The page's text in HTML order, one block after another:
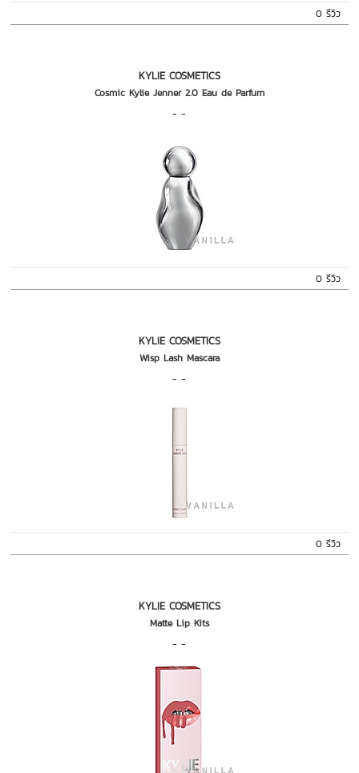
0 รีวิว
KYLIE COSMETICS
Cosmic Kylie Jenner 2.0 Eau de Parfum
- -
0 รีวิว
KYLIE COSMETICS
Wisp Lash Mascara
- -
0 รีวิว
KYLIE COSMETICS
Matte Lip Kits
- -